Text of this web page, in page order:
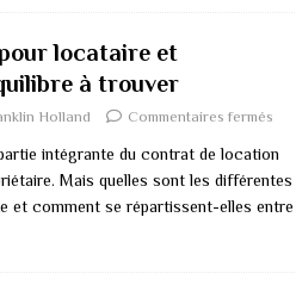
locataire et
à trouver
Holland Commentaires fermés
intégrante du contrat de location
Mais quelles sont les différentes
et comment se répartissent-elles entre